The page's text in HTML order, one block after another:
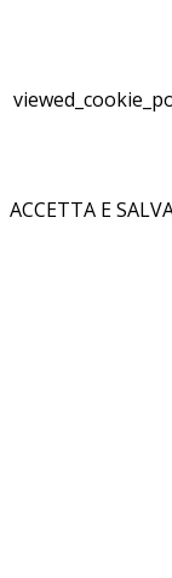
ACCETTA E